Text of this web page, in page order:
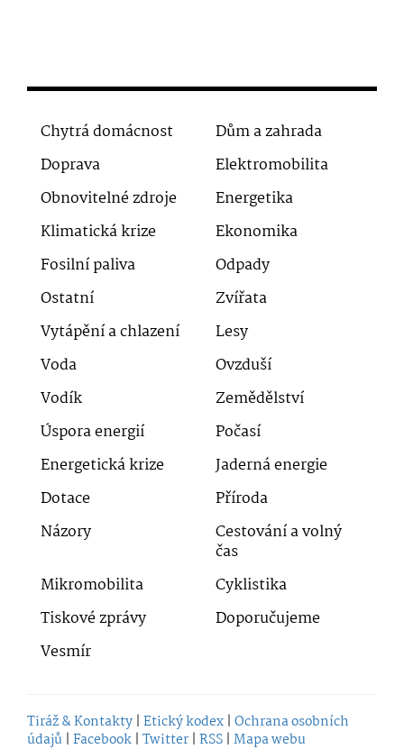
Chytrá domácnost
Dům a zahrada
Doprava
Elektromobilita
Obnovitelné zdroje
Energetika
Klimatická krize
Ekonomika
Fosilní paliva
Odpady
Ostatní
Zvířata
Vytápění a chlazení
Lesy
Voda
Ovzduší
Vodík
Zemědělství
Úspora energií
Počasí
Energetická krize
Jaderná energie
Dotace
Příroda
Názory
Cestování a volný
čas
Mikromobilita
Cyklistika
Tiskové zprávy
Doporučujeme
Vesmír
Tiráž & Kontakty | Etický kodex | Ochrana osobních
údajů | Facebook | Twitter | RSS | Mapa webu